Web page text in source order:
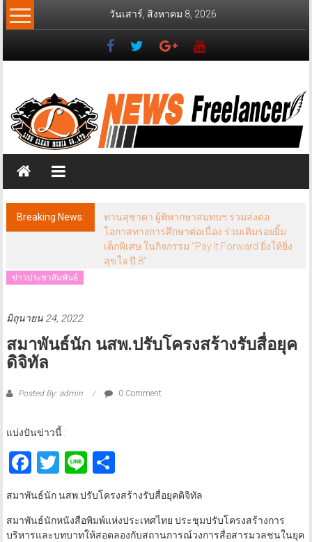
Skip
to
วันเสาร์, สิงหาคม 8, 2026
News
Freelancer
วส์
ฟรี
แลน
เซอร์
Breaking News:
ท่านสุชาดา ผู้พิพากษาสมทบฯ ร่วมส่งต่อ
โอกาสทางการศึกษาต่อเนื่อง ร่วมเติมรอยยิ้ม
เด็กพิเศษ ในกิจกรรม “Pay It Forward ยิ่งให้ยิ่ง
สุขใจ ปี 8”
ข่าวประชาสัมพันธ์
มิถุนายน 24, 2022
สมาพันธ์นัก นสพ.ปรับโครงสร้างรับสื่อยุค
ดิจิทัล
Posted By: admin 0 Comment
แบ่งปันข่าวนี้ :
Facebook
Twitter
LineShare
สมาพันธ์นัก นสพ.ปรับโครงสร้างรับสื่อยุคดิจิทัล
สมาพันธ์นักหนังสือพิมพ์แห่งประเทศไทย ประชุมปรับโครงสร้างการ
บริหารและบทบาทให้สอดลองกับสถานการณ์วงการสื่อสารมวลชนในยุค